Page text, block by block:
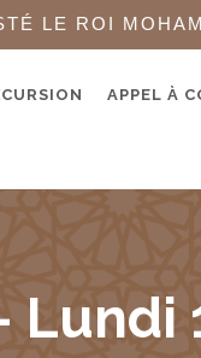
LE ROI
APPEL À
Lundi